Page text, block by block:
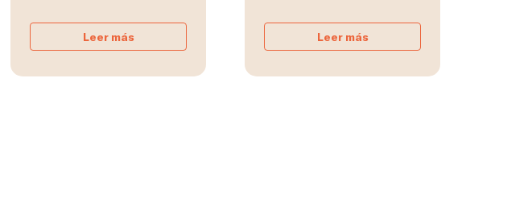
Leer más Leer más